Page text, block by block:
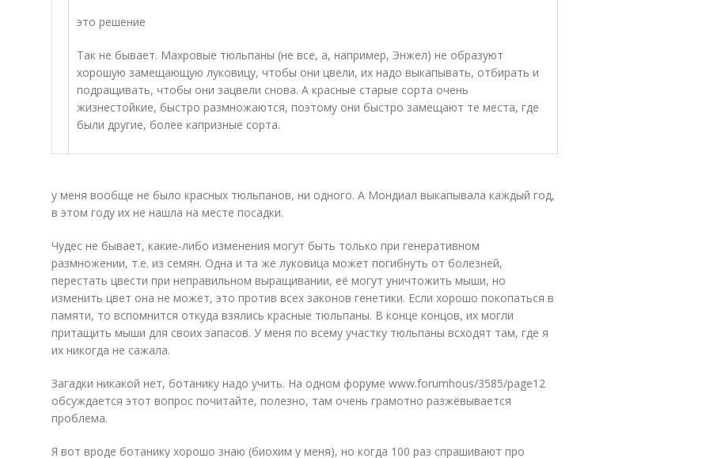
это решение
Так не бывает. Махровые тюльпаны (не все, а, например, Энжел) не образуют
хорошую замещающую луковицу, чтобы они цвели, их надо выкапывать, отбирать и
подращивать, чтобы они зацвели снова. А красные старые сорта очень
жизнестойкие, быстро размножаются, поэтому они быстро замещают те места, где
были другие, более капризные сорта.
у меня вообще не было красных тюльпанов, ни одного. А Мондиал выкапывала каждый год,
в этом году их не нашла на месте посадки.
Чудес не бывает, какие-либо изменения могут быть только при генеративном
размножении, т.е. из семян. Одна и та же луковица может погибнуть от болезней,
перестать цвести при неправильном выращивании, её могут уничтожить мыши, но
изменить цвет она не может, это против всех законов генетики. Если хорошо покопаться в
памяти, то вспомнится откуда взялись красные тюльпаны. В конце концов, их могли
притащить мыши для своих запасов. У меня по всему участку тюльпаны всходят там, где я
их никогда не сажала.
Загадки никакой нет, ботанику надо учить. На одном форуме www.forumhous/3585/page12
обсуждается этот вопрос почитайте, полезно, там очень грамотно разжёвывается
проблема.
Я вот вроде ботанику хорошо знаю (биохим у меня), но когда 100 раз спрашивают про